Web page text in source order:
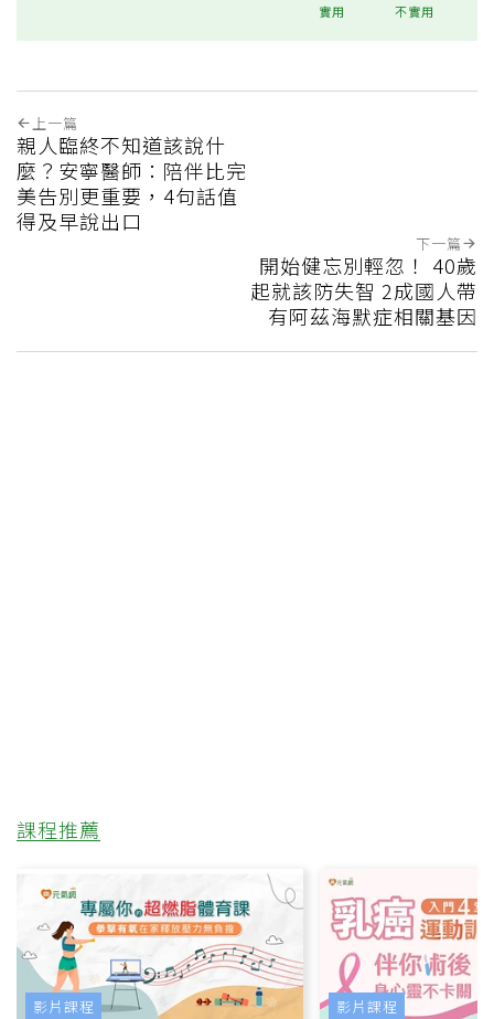
實用 不實用
上一篇
親人臨終不知道該說什
麼？安寧醫師：陪伴比完
美告別更重要，4句話值
得及早說出口
下一篇
開始健忘別輕忽！ 40歲
起就該防失智 2成國人帶
有阿茲海默症相關基因
課程推薦
影片課程 影片課程